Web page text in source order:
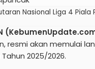
Nasional Liga 4
resmi akan memulai
2025/2026.